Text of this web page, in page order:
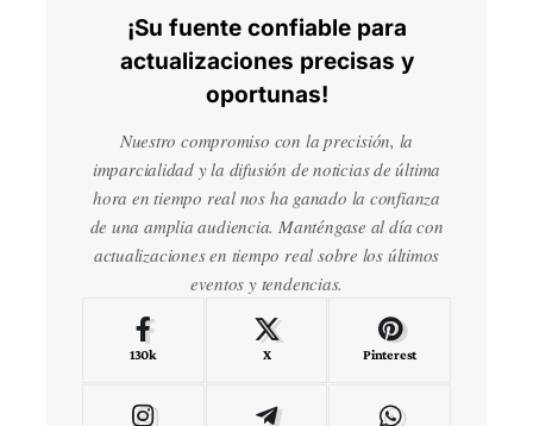
¡Su fuente confiable para
actualizaciones precisas y
oportunas!
Nuestro compromiso con la precisión, la
imparcialidad y la difusión de noticias de última
hora en tiempo real nos ha ganado la confianza
de una amplia audiencia. Manténgase al día con
actualizaciones en tiempo real sobre los últimos
eventos y tendencias.
130k X Pinterest